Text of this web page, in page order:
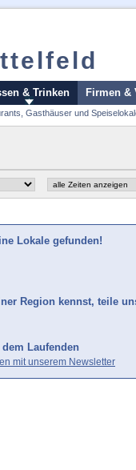
& Trinken Firmen &
Gasthäuser und
Lokale gefunden!
Region kennst, teile
Laufenden
mit unserem Newsletter